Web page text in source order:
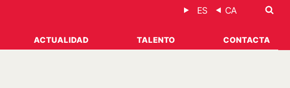
ES CA
ACTUALIDAD TALENTO CONTACTA